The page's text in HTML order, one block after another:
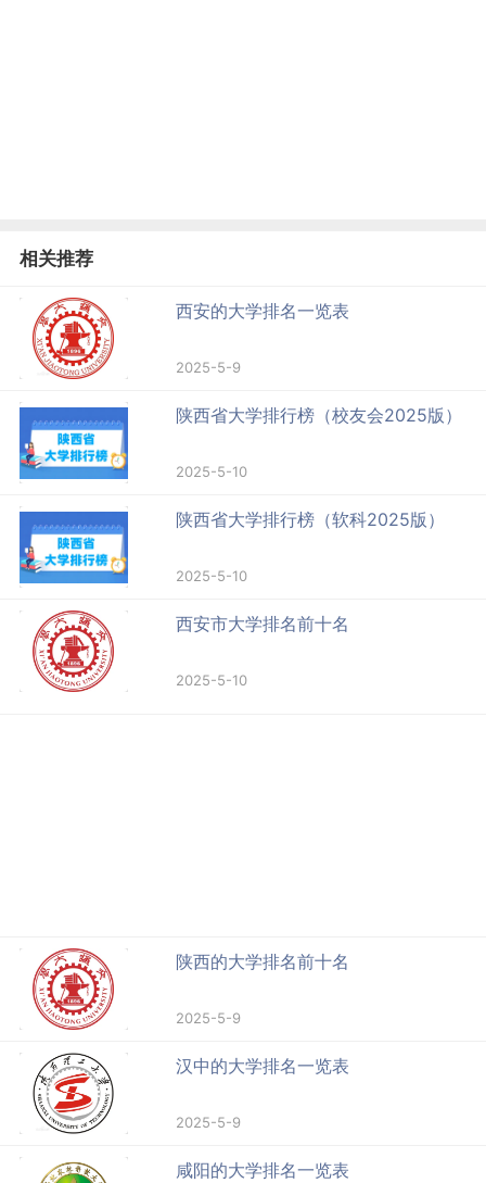
相关推荐
西安的大学排名一览表
2025-5-9
陕西省大学排行榜（校友会2025版）
2025-5-10
陕西省大学排行榜（软科2025版）
2025-5-10
西安市大学排名前十名
2025-5-10
陕西的大学排名前十名
2025-5-9
汉中的大学排名一览表
2025-5-9
咸阳的大学排名一览表